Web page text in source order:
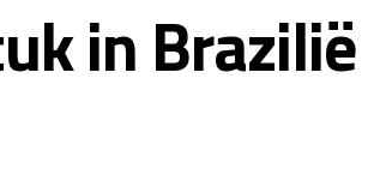
in Brazilië